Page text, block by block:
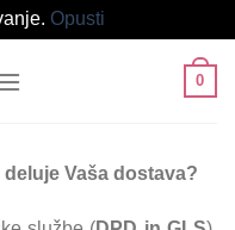
Opusti
0
Vaša dostava?